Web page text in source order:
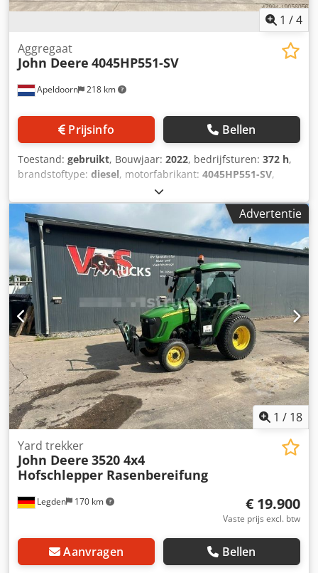
1 /4
Apeldoorn 218 km
Aggregaat
John Deere 4045HP551-SV
Prijsinfo Bellen
Toestand: gebruikt, Bouwjaar: 2022, bedrijfsturen: 372 h,
brandstoftype: diesel, motorfabrikant: 4045HP551-SV,
Toepassingsgebied: Bouw Leeggewicht: 2.960 kg
Generatorvermogen: 110 kVA Laadruimtematen: 3640 x
1200 x 2295 cm Watertankinhoud: 1.100 l Neem contact op
met de verkoopafdeling voor meer informatie. Meer dan 85
jaar verkoopervaring in Nederland. Een deskundig team
dat op zoek gaat naar oplossingen op maat voor uw
behoeften. Cjdpfx Aowgvq Ejb Ssrf 1.000 bedrijfsuren of 1
jaar garantie: optimale zekerheid. 24/7 bereikbaar. Snelle
service. Grote voorraad, direct leverbaar.
Advertentie
1 / 18
Legden 170 km
Yard trekker
John Deere 3520 4x4
Hofschlepper Rasenbereifung
€ 19.900
Vaste prijs excl. btw
Aanvragen Bellen